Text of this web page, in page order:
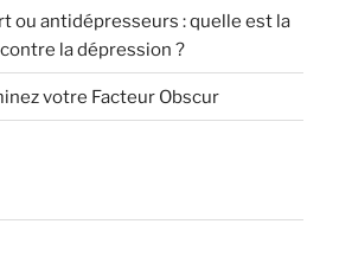
ou antidépresseurs : quelle est la
la dépression ?
votre Facteur Obscur